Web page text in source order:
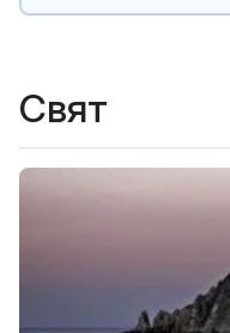
Свят